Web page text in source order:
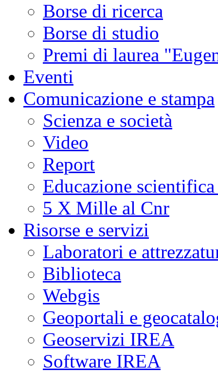
Borse di ricerca
Borse di studio
Premi di laurea
Eventi
Comunicazione e stampa
Scienza e società
Video
Report
Educazione
5 X Mille al Cnr
Risorse e servizi
Laboratori e
Biblioteca
Webgis
Geoportali e
Geoservizi IREA
Software IREA